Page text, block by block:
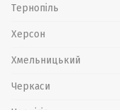
Тернопіль
Херсон
Хмельницький
Черкаси